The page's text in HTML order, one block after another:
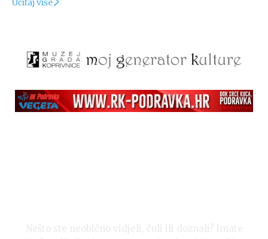
Učitaj više